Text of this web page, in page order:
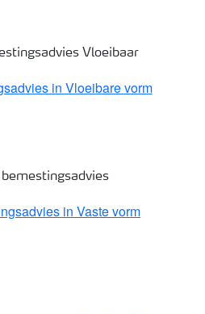
in Vloeibare vorm
in Vaste vorm